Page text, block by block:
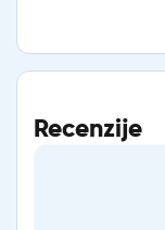
Recenzije